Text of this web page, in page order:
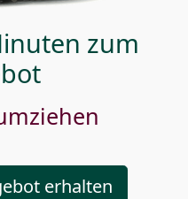
zum
erhalten